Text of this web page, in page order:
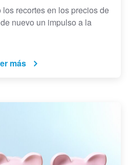
recortes en los precios de
nuevo un impulso a la
más